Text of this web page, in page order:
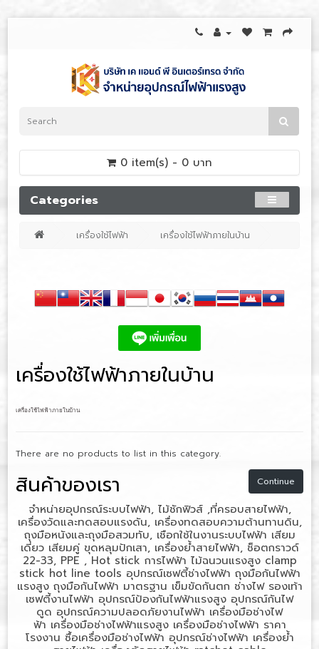
0 item(s) - 0 บาท
Categories
เครื่องใช้ไฟฟ้า เครื่องใช้ไฟฟ้าภายในบ้าน
เครื่องใช้ไฟฟ้าภายในบ้าน
เครื่องใช้ไฟฟ้าภายในบ้าน
There are no products to list in this category.
Continue
สินค้าของเรา
จำหน่ายอุปกรณ์ระบบไฟฟ้า, ไม้ชักฟิวส์ ,ที่ครอบสายไฟฟ้า,
เครื่องวัดและทดสอบแรงดัน, เครื่องทดสอบความต้านทานดิน,
ถุงมือหนังและถุงมือสวมทับ, เชือกใช้ในงานระบบไฟฟ้า เสียม
เดี่ยว เสียมคู่ ขุดหลุมปักเสา, เครื่องย้ำสายไฟฟ้า, ช็อตกราวด์
22-33, PPE , Hot stick การไฟฟ้า ไม้ฉนวนแรงสูงclamp
stick hot line tools อุปกรณ์เซฟตี้ช่างไฟฟ้า ถุงมือกันไฟฟ้า
แรงสูง ถุงมือกันไฟฟ้า มาตรฐาน เข็มขัดกันตก ช่างไฟ รองเท้า
เซฟตี้งานไฟฟ้า อุปกรณ์ป้องกันไฟฟ้าแรงสูง อุปกรณ์กันไฟ
ดูด อุปกรณ์ความปลอดภัยงานไฟฟ้า เครื่องมือช่างไฟ
ฟ้า เครื่องมือช่างไฟฟ้าแรงสูง เครื่องมือช่างไฟฟ้า ราคา
โรงงาน ซื้อเครื่องมือช่างไฟฟ้า อุปกรณ์ช่างไฟฟ้า เครื่องย้ำ